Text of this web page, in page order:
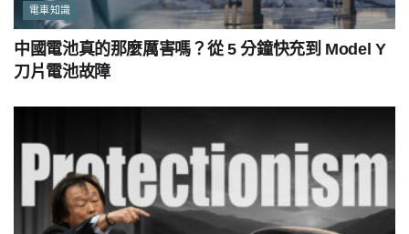
電車知識
中國電池真的那麼厲害嗎？從 5 分鐘快充到 Model Y
刀片電池故障